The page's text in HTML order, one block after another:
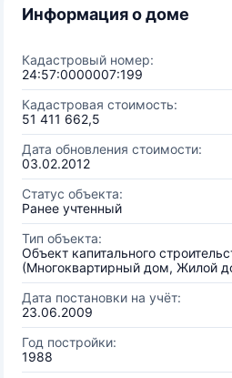
Информация о доме
Кадастровый номер:
24:57:0000007:199
Кадастровая стоимость:
51 411 662,5
Дата обновления стоимости:
03.02.2012
Статус объекта:
Ранее учтенный
Тип объекта:
Объект капитального
(Многоквартирный дом, Жилой
Дата постановки на учёт:
23.06.2009
Год постройки:
1988